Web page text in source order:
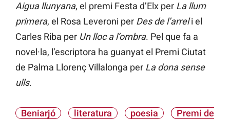
Aigua llunyana, el premi Festa d’Elx per La llum
primera, el Rosa Leveroni per Des de l’arreli el
Carles Riba per Un lloc a l’ombra. Pel que fa a
novel·la, l’escriptora ha guanyat el Premi Ciutat
de Palma Llorenç Villalonga per La dona sense
ulls.
Beniarjó literatura poesia
Premi de